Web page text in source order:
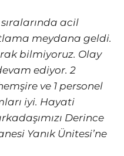
sıralarında acil
meydana geldi.
bilmiyoruz. Olay
ediyor. 2
ve 1 personel
iyi. Hayati
Derince
Yanık Ünitesi’ne